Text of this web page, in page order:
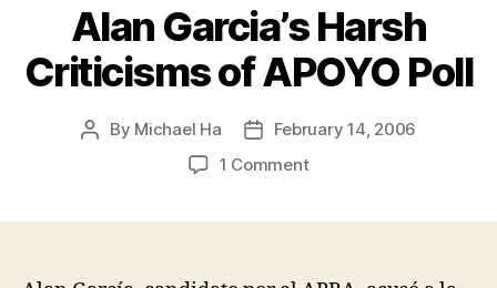
Alan Garcia’s Harsh
Criticisms of APOYO Poll
Post
By Michael Ha
PostFebruary 14, 2006
1 Commenton